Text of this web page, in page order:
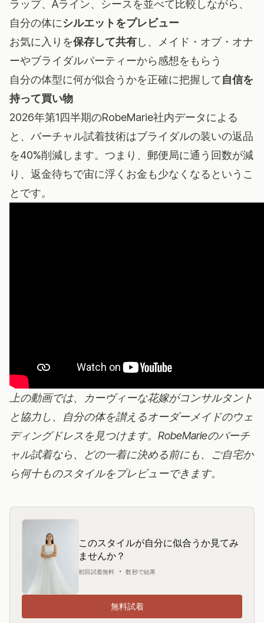
ラップ、Aライン、シースを並べて比較しながら、
自分の体にシルエットをプレビュー
お気に入りを保存して共有し、メイド・オブ・オナ
ーやブライダルパーティーから感想をもらう
自分の体型に何が似合うかを正確に把握して自信を
持って買い物
2026年第1四半期のRobeMarie社内データによる
と、バーチャル試着技術はブライダルの装いの返品
を40%削減します。つまり、郵便局に通う回数が減
り、返金待ちで宙に浮くお金も少なくなるというこ
とです。
上の動画では、カーヴィーな花嫁がコンサルタント
と協力し、自分の体を讃えるオーダーメイドのウェ
ディングドレスを見つけます。RobeMarieのバーチ
ャル試着なら、どの一着に決める前にも、ご自宅か
ら何十ものスタイルをプレビューできます。
このスタイルが自分に似合うか見てみ
ませんか？
初回試着無料 • 数秒で結果
無料試着